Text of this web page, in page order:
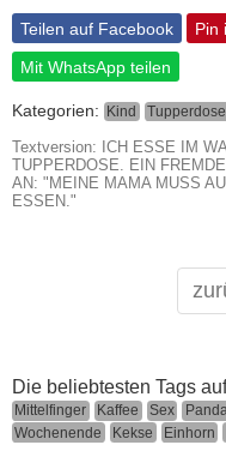
Teilen auf Facebook
Pin
Mit WhatsApp teilen
Kategorien: Kind Tupperdose
Textversion: ICH ESSE IM
TUPPERDOSE. EIN
AN: "MEINE MAMA MUSS
ESSEN."
Die beliebtesten Tags
Mittelfinger Kaffee Sex
Wochenende
Kekse Einhorn